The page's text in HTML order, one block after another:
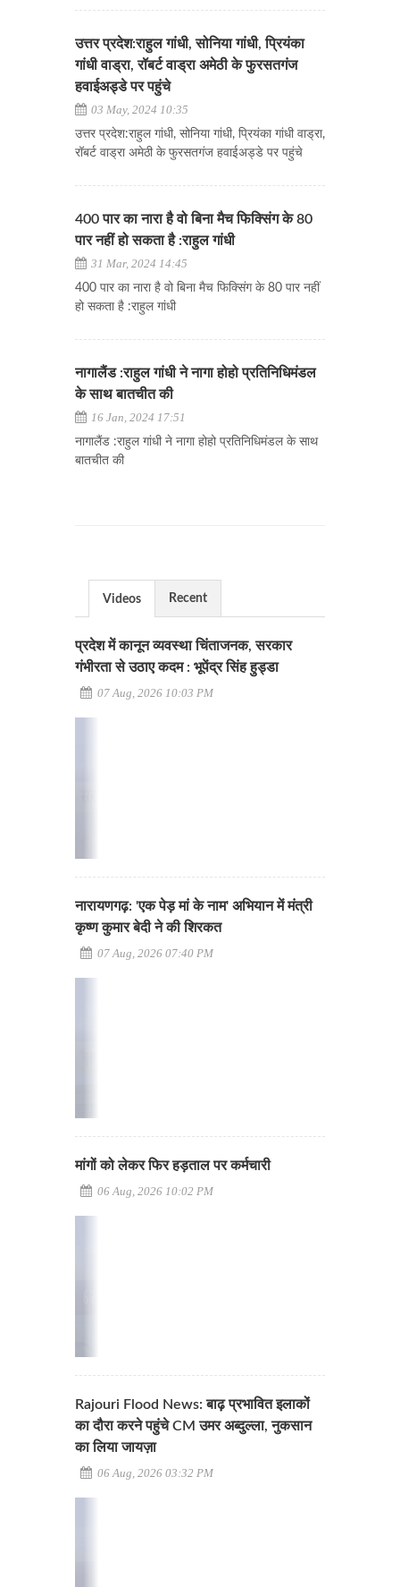
उत्तर प्रदेश:राहुल गांधी, सोनिया गांधी, प्रियंका
गांधी वाड्रा, रॉबर्ट वाड्रा अमेठी के फुरसतगंज
हवाईअड्डे पर पहुंचे
03 May, 2024 10:35
उत्तर प्रदेश:राहुल गांधी, सोनिया गांधी, प्रियंका गांधी वाड्रा,
रॉबर्ट वाड्रा अमेठी के फुरसतगंज हवाईअड्डे पर पहुंचे
400 पार का नारा है वो बिना मैच फिक्सिंग के 80
पार नहीं हो सकता है :राहुल गांधी
31 Mar, 2024 14:45
400 पार का नारा है वो बिना मैच फिक्सिंग के 80 पार नहीं
हो सकता है :राहुल गांधी
नागालैंड :राहुल गांधी ने नागा होहो प्रतिनिधिमंडल
के साथ बातचीत की
16 Jan, 2024 17:51
नागालैंड :राहुल गांधी ने नागा होहो प्रतिनिधिमंडल के साथ
बातचीत की
Videos Recent
प्रदेश में कानून व्यवस्था चिंताजनक, सरकार
गंभीरता से उठाए कदम : भूपेंद्र सिंह हुड्डा
07 Aug, 2026 10:03 PM
नारायणगढ़: 'एक पेड़ मां के नाम' अभियान में मंत्री
कृष्ण कुमार बेदी ने की शिरकत
07 Aug, 2026 07:40 PM
मांगों को लेकर फिर हड़ताल पर कर्मचारी
06 Aug, 2026 10:02 PM
Rajouri Flood News: बाढ़ प्रभावित इलाकों
का दौरा करने पहुंचे CM उमर अब्दुल्ला, नुकसान
का लिया जायज़ा
06 Aug, 2026 03:32 PM